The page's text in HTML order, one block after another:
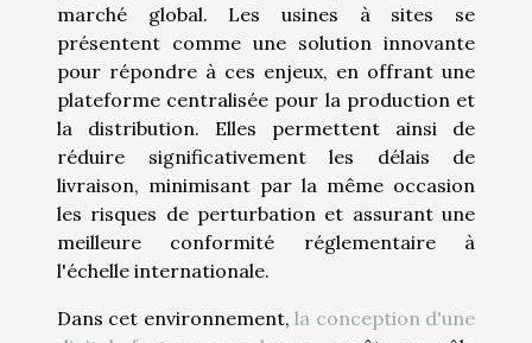
marché global. Les usines à sites se
présentent comme une solution innovante
pour répondre à ces enjeux, en offrant une
plateforme centralisée pour la production et
la distribution. Elles permettent ainsi de
réduire significativement les délais de
livraison, minimisant par la même occasion
les risques de perturbation et assurant une
meilleure conformité réglementaire à
l'échelle internationale.
Dans cet environnement,la conception d'une